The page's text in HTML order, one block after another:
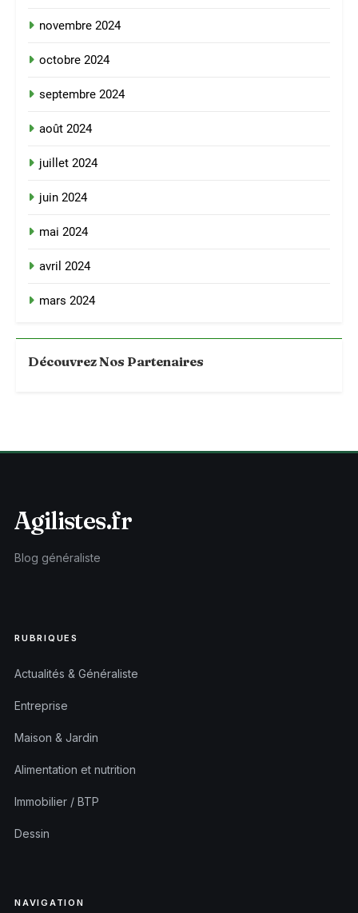
novembre 2024
octobre 2024
septembre 2024
août 2024
juillet 2024
juin 2024
mai 2024
avril 2024
mars 2024
Découvrez Nos Partenaires
Agilistes.fr
Blog généraliste
RUBRIQUES
Actualités & Généraliste
Entreprise
Maison & Jardin
Alimentation et nutrition
Immobilier / BTP
Dessin
NAVIGATION